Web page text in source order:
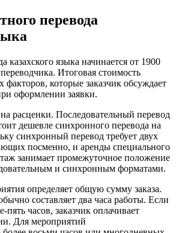
перевода
казахского языка начинается от 1900
Итоговая стоимость
факторов, которые заказчик обсуждает
оформлении заявки.
расценки. Последовательный перевод
дешевле синхронного перевода на
синхронный перевод требует двух
посменно, и аренды специального
занимает промежуточное положение
и синхронным форматами.
определяет общую сумму заказа.
составляет два часа работы. Если
пять часов, заказчик оплачивает
Для мероприятий